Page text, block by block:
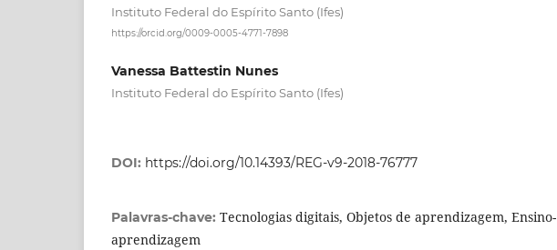
Instituto Federal do Espírito Santo (Ifes)
https://orcid.org/0009-0005-4771-7898
Vanessa Battestin Nunes
Instituto Federal do Espírito Santo (Ifes)
DOI: https://doi.org/10.14393/REG-v9-2018-76777
Palavras-chave: Tecnologias digitais, Objetos de aprendizagem, Ensino-
aprendizagem